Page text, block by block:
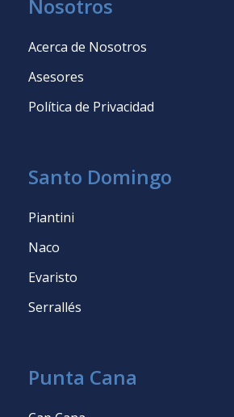
Nosotros
Acerca de Nosotros
Asesores
Política de Privacidad
Santo Domingo
Piantini
Naco
Evaristo
Serrallés
Punta Cana